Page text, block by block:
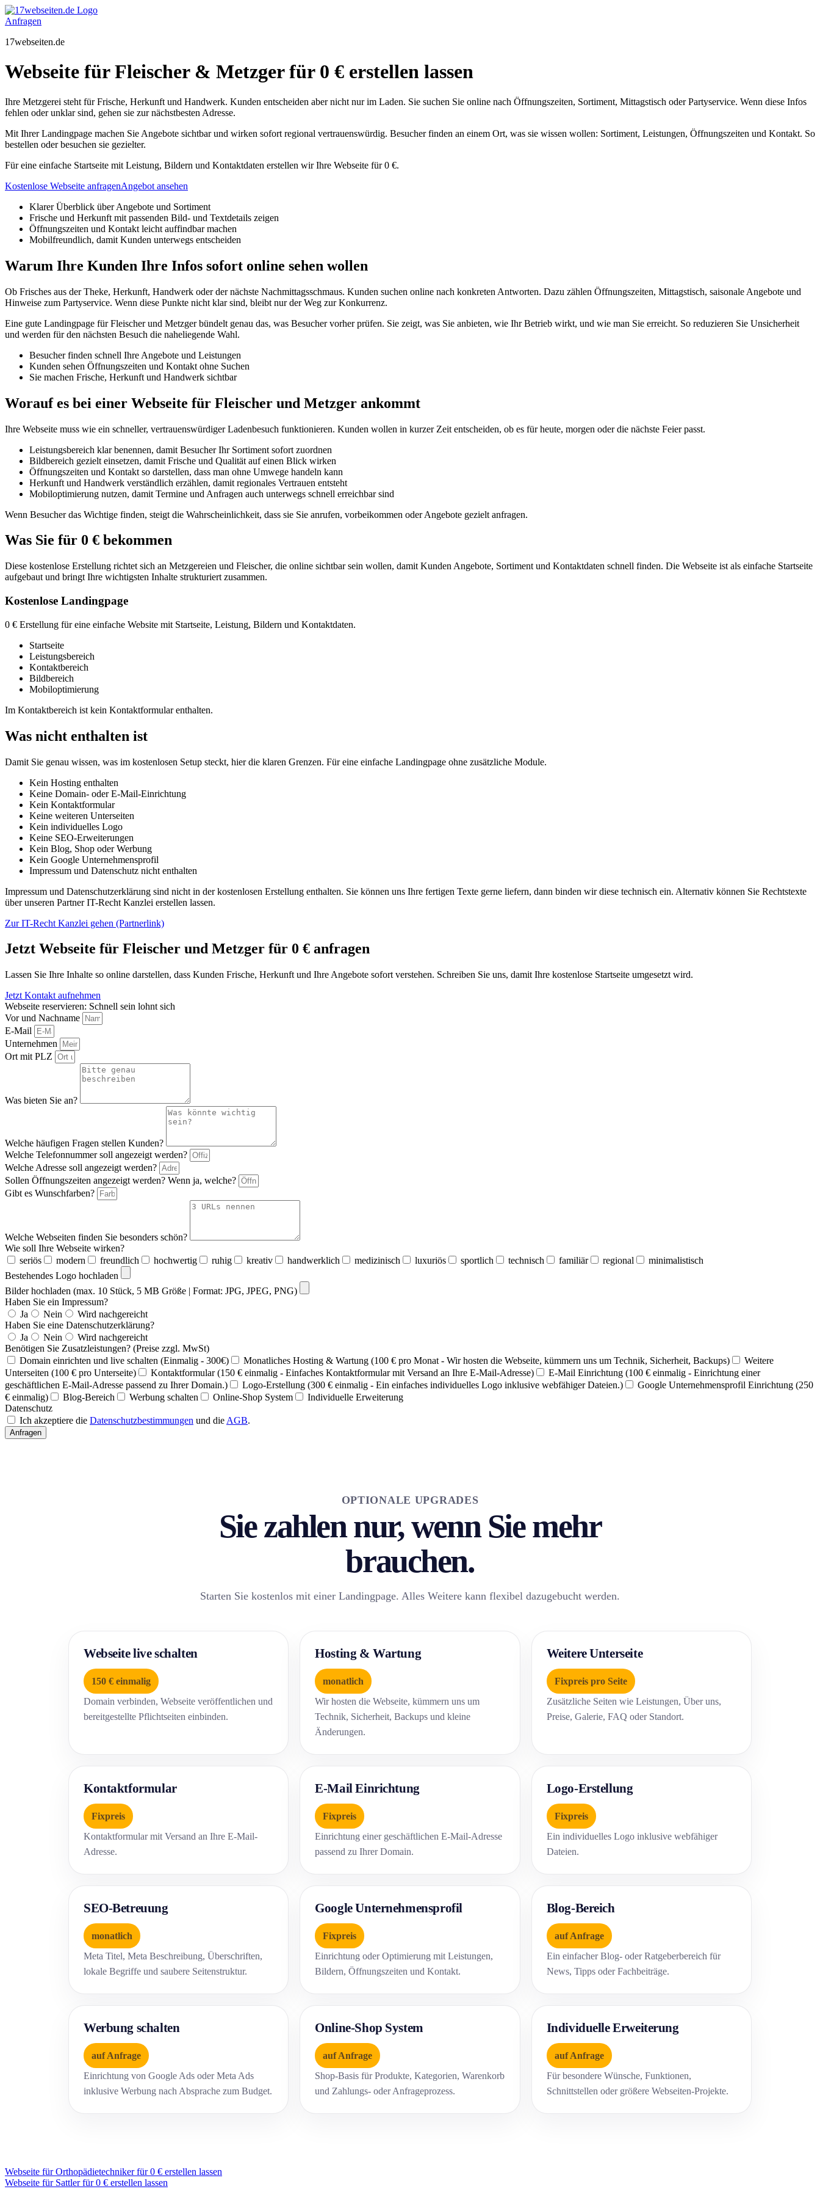
Zum
Inhalt
Anfragen
17webseiten.de
Webseite für Fleischer & Metzger für 0 € erstellen lassen
Ihre Metzgerei steht für Frische, Herkunft und Handwerk. Kunden entscheiden aber nicht nur im Laden. Sie suchen Sie online nach Öffnungszeiten, Sortiment, Mittagstisch oder Partyservice. Wenn diese Infos
fehlen oder unklar sind, gehen sie zur nächstbesten Adresse.
Mit Ihrer Landingpage machen Sie Angebote sichtbar und wirken sofort regional vertrauenswürdig. Besucher finden an einem Ort, was sie wissen wollen: Sortiment, Leistungen, Öffnungszeiten und Kontakt. So
bestellen oder besuchen sie gezielter.
Für eine einfache Startseite mit Leistung, Bildern und Kontaktdaten erstellen wir Ihre Webseite für 0 €.
Kostenlose Webseite anfragenAngebot ansehen
Klarer Überblick über Angebote und Sortiment
Frische und Herkunft mit passenden Bild- und Textdetails zeigen
Öffnungszeiten und Kontakt leicht auffindbar machen
Mobilfreundlich, damit Kunden unterwegs entscheiden
Warum Ihre Kunden Ihre Infos sofort online sehen wollen
Ob Frisches aus der Theke, Herkunft, Handwerk oder der nächste Nachmittagsschmaus. Kunden suchen online nach konkreten Antworten. Dazu zählen Öffnungszeiten, Mittagstisch, saisonale Angebote und
Hinweise zum Partyservice. Wenn diese Punkte nicht klar sind, bleibt nur der Weg zur Konkurrenz.
Eine gute Landingpage für Fleischer und Metzger bündelt genau das, was Besucher vorher prüfen. Sie zeigt, was Sie anbieten, wie Ihr Betrieb wirkt, und wie man Sie erreicht. So reduzieren Sie Unsicherheit
und werden für den nächsten Besuch die naheliegende Wahl.
Besucher finden schnell Ihre Angebote und Leistungen
Kunden sehen Öffnungszeiten und Kontakt ohne Suchen
Sie machen Frische, Herkunft und Handwerk sichtbar
Worauf es bei einer Webseite für Fleischer und Metzger ankommt
Ihre Webseite muss wie ein schneller, vertrauenswürdiger Ladenbesuch funktionieren. Kunden wollen in kurzer Zeit entscheiden, ob es für heute, morgen oder die nächste Feier passt.
Leistungsbereich klar benennen, damit Besucher Ihr Sortiment sofort zuordnen
Bildbereich gezielt einsetzen, damit Frische und Qualität auf einen Blick wirken
Öffnungszeiten und Kontakt so darstellen, dass man ohne Umwege handeln kann
Herkunft und Handwerk verständlich erzählen, damit regionales Vertrauen entsteht
Mobiloptimierung nutzen, damit Termine und Anfragen auch unterwegs schnell erreichbar sind
Wenn Besucher das Wichtige finden, steigt die Wahrscheinlichkeit, dass sie Sie anrufen, vorbeikommen oder Angebote gezielt anfragen.
Was Sie für 0 € bekommen
Diese kostenlose Erstellung richtet sich an Metzgereien und Fleischer, die online sichtbar sein wollen, damit Kunden Angebote, Sortiment und Kontaktdaten schnell finden. Die Webseite ist als einfache Startseite
aufgebaut und bringt Ihre wichtigsten Inhalte strukturiert zusammen.
Kostenlose Landingpage
0 € Erstellung für eine einfache Website mit Startseite, Leistung, Bildern und Kontaktdaten.
Startseite
Leistungsbereich
Kontaktbereich
Bildbereich
Mobiloptimierung
Im Kontaktbereich ist kein Kontaktformular enthalten.
Was nicht enthalten ist
Damit Sie genau wissen, was im kostenlosen Setup steckt, hier die klaren Grenzen. Für eine einfache Landingpage ohne zusätzliche Module.
Kein Hosting enthalten
Keine Domain- oder E-Mail-Einrichtung
Kein Kontaktformular
Keine weiteren Unterseiten
Kein individuelles Logo
Keine SEO-Erweiterungen
Kein Blog, Shop oder Werbung
Kein Google Unternehmensprofil
Impressum und Datenschutz nicht enthalten
Impressum und Datenschutzerklärung sind nicht in der kostenlosen Erstellung enthalten. Sie können uns Ihre fertigen Texte gerne liefern, dann binden wir diese technisch ein. Alternativ können Sie Rechtstexte
über unseren Partner IT-Recht Kanzlei erstellen lassen.
Zur IT-Recht Kanzlei gehen (Partnerlink)
Jetzt Webseite für Fleischer und Metzger für 0 € anfragen
Lassen Sie Ihre Inhalte so online darstellen, dass Kunden Frische, Herkunft und Ihre Angebote sofort verstehen. Schreiben Sie uns, damit Ihre kostenlose Startseite umgesetzt wird.
Jetzt Kontakt aufnehmen
Webseite reservieren: Schnell sein lohnt sich
Vor und Nachname
E-Mail
Unternehmen
Ort mit PLZ
Was bieten Sie an?
Welche häufigen Fragen stellen Kunden?
Welche Telefonnummer soll angezeigt werden?
Welche Adresse soll angezeigt werden?
Sollen Öffnungszeiten angezeigt werden? Wenn ja, welche?
Gibt es Wunschfarben?
Welche Webseiten finden Sie besonders schön?
Wie soll Ihre Webseite wirken?
seriös
modern freundlich hochwertig ruhig kreativ handwerklich medizinisch luxuriös sportlich technisch familiär regional
minimalistisch
Bestehendes Logo hochladen
Bilder hochladen (max. 10 Stück, 5 MB Größe | Format: JPG, JPEG, PNG)
Haben Sie ein Impressum?
Ja
Nein
Wird nachgereicht
Haben Sie eine Datenschutzerklärung?
Ja
Nein
Wird nachgereicht
Benötigen Sie Zusatzleistungen? (Preise zzgl. MwSt)
Domain einrichten und live schalten (Einmalig - 300€)
Monatliches Hosting & Wartung (100 € pro Monat - Wir hosten die Webseite, kümmern uns um Technik, Sicherheit, Backups)
Weitere
Unterseiten (100 € pro Unterseite)
Kontaktformular (150 € einmalig - Einfaches Kontaktformular mit Versand an Ihre E-Mail-Adresse)
E-Mail Einrichtung (100 € einmalig - Einrichtung einer
geschäftlichen E-Mail-Adresse passend zu Ihrer Domain.)
Logo-Erstellung (300 € einmalig - Ein einfaches individuelles Logo inklusive webfähiger Dateien.)
Google Unternehmensprofil Einrichtung (250
€ einmalig)
Blog-Bereich Werbung schalten Online-Shop System
Individuelle Erweiterung
Datenschutz
Ich akzeptiere die Datenschutzbestimmungen und die AGB.
Anfragen
OPTIONALE UPGRADES
Sie zahlen nur, wenn Sie mehr
brauchen.
Starten Sie kostenlos mit einer Landingpage. Alles Weitere kann flexibel dazugebucht werden.
Webseite live schalten
150 € einmalig
Domain verbinden, Webseite veröffentlichen und
bereitgestellte Pflichtseiten einbinden.
Hosting & Wartung
monatlich
Wir hosten die Webseite, kümmern uns um
Technik, Sicherheit, Backups und kleine
Änderungen.
Weitere Unterseite
Fixpreis pro Seite
Zusätzliche Seiten wie Leistungen, Über uns,
Preise, Galerie, FAQ oder Standort.
Kontaktformular
Fixpreis
Kontaktformular mit Versand an Ihre E-Mail-
Adresse.
E-Mail Einrichtung
Fixpreis
Einrichtung einer geschäftlichen E-Mail-Adresse
passend zu Ihrer Domain.
Logo-Erstellung
Fixpreis
Ein individuelles Logo inklusive webfähiger
Dateien.
SEO-Betreuung
monatlich
Meta Titel, Meta Beschreibung, Überschriften,
lokale Begriffe und saubere Seitenstruktur.
Google Unternehmensprofil
Fixpreis
Einrichtung oder Optimierung mit Leistungen,
Bildern, Öffnungszeiten und Kontakt.
Blog-Bereich
auf Anfrage
Ein einfacher Blog- oder Ratgeberbereich für
News, Tipps oder Fachbeiträge.
Werbung schalten
auf Anfrage
Einrichtung von Google Ads oder Meta Ads
inklusive Werbung nach Absprache zum Budget.
Online-Shop System
auf Anfrage
Shop-Basis für Produkte, Kategorien, Warenkorb
und Zahlungs- oder Anfrageprozess.
Individuelle Erweiterung
auf Anfrage
Für besondere Wünsche, Funktionen,
Schnittstellen oder größere Webseiten-Projekte.
Webseite für Orthopädietechniker für 0 € erstellen lassen
Webseite für Sattler für 0 € erstellen lassen